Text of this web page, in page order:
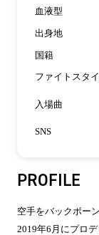
血液型
出身地
国籍
ファイトスタ
入場曲
SNS
PROFILE
空手をバックボー
2019年6月にプロ